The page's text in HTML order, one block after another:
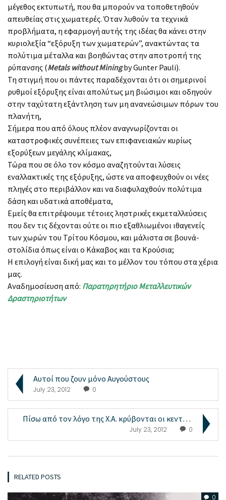
μέγεθος εκτυπωτή, που θα μπορούν να τοποθετηθούν
απευθείας στις χωματερές. Όταν λυθούν τα τεχνικά
προβλήματα, η εφαρμογή αυτής της ιδέας θα κάνει στην
κυριολεξία “εξόρυξη των χωματερών”, ανακτώντας τα
πολύτιμα μέταλλα και βοηθώντας στην αποτροπή της
ρύπανσης (Metals without Miningby Gunter Pauli).
Τη στιγμή που οι πάντες παραδέχονται ότι οι σημερινοί
ρυθμοί εξόρυξης είναι απολύτως μη βιώσιμοι και οδηγούν
στην ταχύτατη εξάντληση των μη ανανεώσιμων πόρων του
πλανήτη,
Σήμερα που από όλους πλέον αναγνωρίζονται οι
καταστροφικές συνέπειες των επιφανειακών κυρίως
εξορύξεων μεγάλης κλίμακας,
Τώρα που σε όλο τον κόσμο αναζητούνται λύσεις
εναλλακτικές της εξόρυξης, ώστε να αποφευχθούν οι νέες
πληγές στο περιβάλλον και να διαφυλαχθούν πολύτιμα
δάση και υδατικά αποθέματα,
Εμείς θα επιτρέψουμε τέτοιες ληστρικές εκμεταλλεύσεις
που δεν τις δέχονται ούτε οι πιο εξαθλιωμένοι ιθαγενείς
των χωρών του Τρίτου Κόσμου, και μάλιστα σε βουνά-
στολίδια όπως είναι ο Κάκαβος και τα Κρούσια;
Η επιλογή είναι δική μας και το μέλλον του τόπου στα χέρια
μας.
Αναδημοσίευση από: Παρατηρητήριο Μεταλλευτικών
Δραστηριοτήτων
Αυτοί που ζουν μόνο Αυγούστους
July 23, 2012 0
Πίσω από τον λόγο της Χ.Α. κρύβονται οι κεντρικές ...
July 23, 2012 0
RELATED POSTS
0